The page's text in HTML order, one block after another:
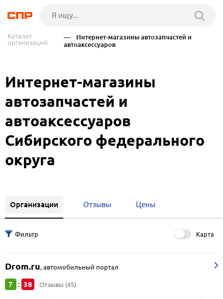
Каталог
организаций
— Интернет-магазины автозапчастей и
автоаксессуаров
Интернет-магазины
автозапчастей и
автоаксессуаров
Сибирского федерального
округа
Организации Отзывы Цены
Карта
Drom.ru,автомобильный портал
7 : 38 Отзывы (45)